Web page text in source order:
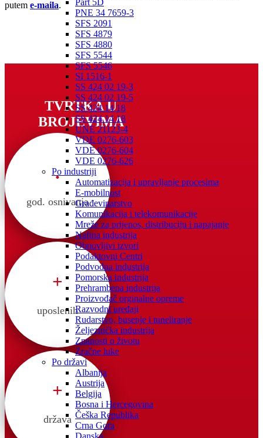
Part 5D
PNE 34 7659-3
SFS 2091
SFS 4879
SFS 4880
SFS 5544
SFS 5546
SI 1516-1
SS 424 02 19-3
SS 424 02 19-5
SS 424 14 18
SS 424 14 18
UNE 21123-4
VDE 0276-603
VDE 0276-604
VDE 0276-626
Po industriji
Automatizacija i upravljanje procesima
E-mobilnost
Građevinarstvo
Komunikacija i telekomunikacije
Mreže za prijenos, distribuciju i napajanje
Naftna industrija
Obnovljivi izvori
Podaktovni Centri
Podvodna industrija
Pomorska industrija
Prehrambena industrija
Proizvođač orginalne opreme
Razvodni uređaji
Rudarstvo, busenje i tuneliranje
Željeznička industrija
Znanosti o životu
Zračne luke
Po državi
Albanija
Austrija
Belgija
Bosna i Hercegovina
Češka Republika
Crna Gora
Danska
putem e-maila.
TVRTKA U
BROJEVIMA
.
god. osnivanja
+
uposlenih
+
država